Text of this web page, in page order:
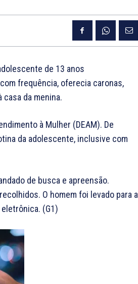
de 13 anos
frequência, oferecia caronas,
da menina.
à Mulher (DEAM). De
da adolescente, inclusive com
de busca e apreensão.
O homem foi levado para a
(G1)